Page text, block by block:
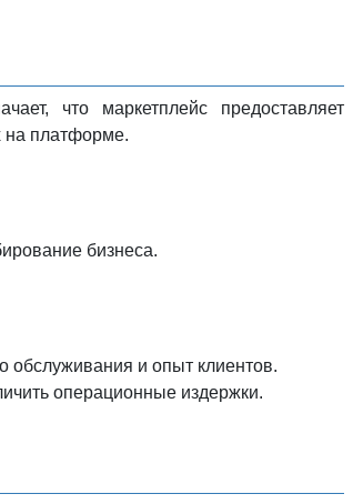
что маркетплейс предоставляет
на платформе.
бизнеса.
обслуживания и опыт клиентов.
операционные издержки.